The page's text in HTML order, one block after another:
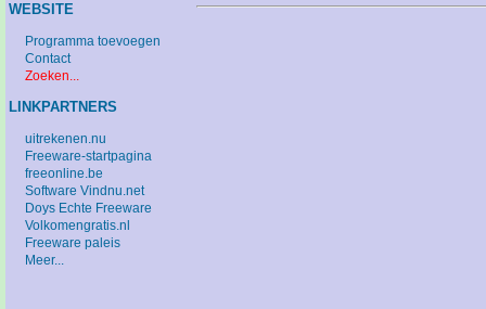
WEBSITE
Programma toevoegen
Contact
Zoeken...
LINKPARTNERS
uitrekenen.nu
Freeware-startpagina
freeonline.be
Software Vindnu.net
Doys Echte Freeware
Volkomengratis.nl
Freeware paleis
Meer...